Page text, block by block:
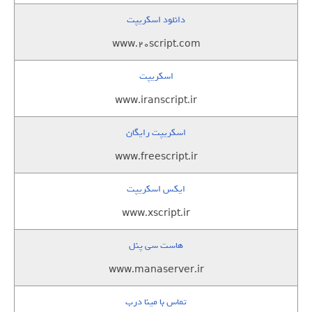
دانلود اسکریپت
www.20script.com
اسکریپت
www.iranscript.ir
اسکریپت رایگان
www.freescript.ir
ایکس اسکریپت
www.xscript.ir
هاست سی پنل
www.manaserver.ir
تماس با مینا درب